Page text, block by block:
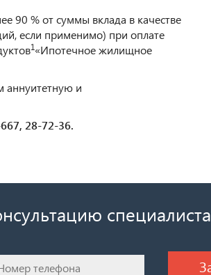
90 % от суммы вклада в качестве
если применимо) при оплате
1 «Ипотечное жилищное
аннуитетную и
28-72-36.
специалиста